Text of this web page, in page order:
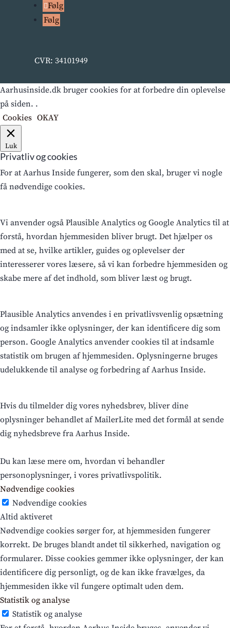
Følg
Følg
CVR: 34101949
Aarhusinside.dk bruger cookies for at forbedre din oplevelse
på siden. .
Cookies OKAY
Luk
Privatliv og cookies
For at Aarhus Inside fungerer, som den skal, bruger vi nogle
få nødvendige cookies.
Vi anvender også Plausible Analytics og Google Analytics til at
forstå, hvordan hjemmesiden bliver brugt. Det hjælper os
med at se, hvilke artikler, guides og oplevelser der
interesserer vores læsere, så vi kan forbedre hjemmesiden og
skabe mere af det indhold, som bliver læst og brugt.
Plausible Analytics anvendes i en privatlivsvenlig opsætning
og indsamler ikke oplysninger, der kan identificere dig som
person. Google Analytics anvender cookies til at indsamle
statistik om brugen af hjemmesiden. Oplysningerne bruges
udelukkende til analyse og forbedring af Aarhus Inside.
Hvis du tilmelder dig vores nyhedsbrev, bliver dine
oplysninger behandlet af MailerLite med det formål at sende
dig nyhedsbreve fra Aarhus Inside.
Du kan læse mere om, hvordan vi behandler
personoplysninger, i vores privatlivspolitik.
Nødvendige cookies
Nødvendige cookies
Altid aktiveret
Nødvendige cookies sørger for, at hjemmesiden fungerer
korrekt. De bruges blandt andet til sikkerhed, navigation og
formularer. Disse cookies gemmer ikke oplysninger, der kan
identificere dig personligt, og de kan ikke fravælges, da
hjemmesiden ikke vil fungere optimalt uden dem.
Statistik og analyse
Statistik og analyse